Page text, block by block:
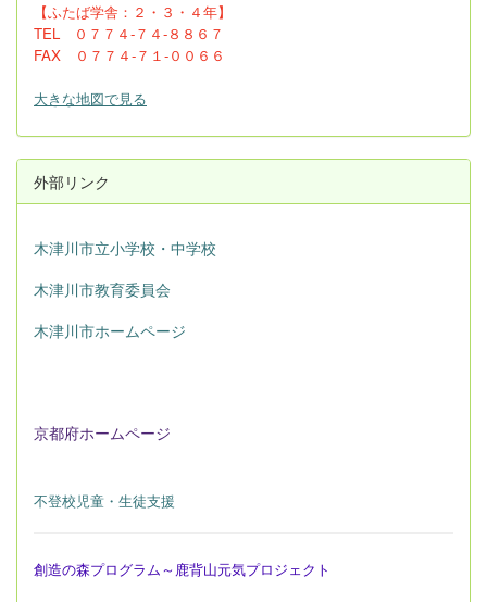
【ふたば学舎：２・３ ・４年】
TEL ０７７４-７４-８８６７
FAX ０７７４-７１-００６６
大きな地図で見る
外部リンク
木津川市立小学校・中学校
木津川市教育委員会
木津川市ホームページ
京都府ホームページ
不登校児童・生徒支援
創造の森プログラム～鹿背山元気プロジェクト